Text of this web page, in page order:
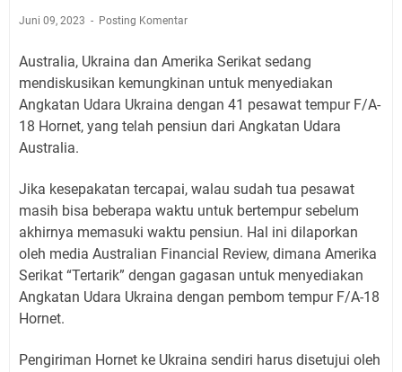
Juni 09, 2023 Posting Komentar
Australia, Ukraina dan Amerika Serikat sedang
mendiskusikan kemungkinan untuk menyediakan
Angkatan Udara Ukraina dengan 41 pesawat tempur F/A-
18 Hornet, yang telah pensiun dari Angkatan Udara
Australia.
Jika kesepakatan tercapai, walau sudah tua pesawat
masih bisa beberapa waktu untuk bertempur sebelum
akhirnya memasuki waktu pensiun. Hal ini dilaporkan
oleh media Australian Financial Review, dimana Amerika
Serikat “Tertarik” dengan gagasan untuk menyediakan
Angkatan Udara Ukraina dengan pembom tempur F/A-18
Hornet.
Pengiriman Hornet ke Ukraina sendiri harus disetujui oleh